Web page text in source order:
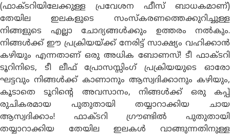
(ഫാക്ടറിയിലേക്കുള്ള പ്രവേശന ഫീസ് ബാധകമാണ്)
തേയില ഇലകളുടെ സംസ്കരണത്തെക്കുറിച്ചുള്ള
നിങ്ങളുടെ എല്ലാ ചോദ്യങ്ങൾക്കും ഉത്തരം നൽകും.
നിങ്ങൾക്ക് ഈ പ്രക്രിയയ്ക്ക് നേരിട്ട് സാക്ഷ്യം വഹിക്കാൻ
കഴിയും എന്നതാണ് ഒരു അധിക ബോണസ്! ടീ ഫാക്ടറി
ടൂറിനിടെ, ടീ ലീഫ് പ്രോസസ്സിംഗ് പ്രക്രിയയുടെ ഓരോ
ഘട്ടവും നിങ്ങൾക്ക് കാണാനും ആസ്വദിക്കാനും കഴിയും,
കൂടാതെ ടൂറിൻ്റെ അവസാനം, നിങ്ങൾക്ക് ഒരു കപ്പ്
രുചികരമായ പുതുതായി തയ്യാറാക്കിയ ചായ
ആസ്വദിക്കാം! ഫാക്ടറി ഗ്രൗണ്ടിൽ പുതുതായി
തയ്യാറാക്കിയ തേയില ഇലകൾ വാങ്ങുന്നതിനുള്ള